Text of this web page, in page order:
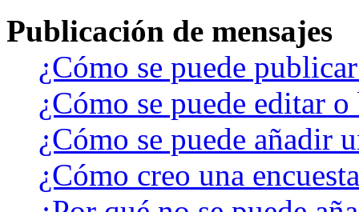
Publicación de mensajes
¿Cómo se puede
¿Cómo se puede editar
¿Cómo se puede añadir
¿Cómo creo una